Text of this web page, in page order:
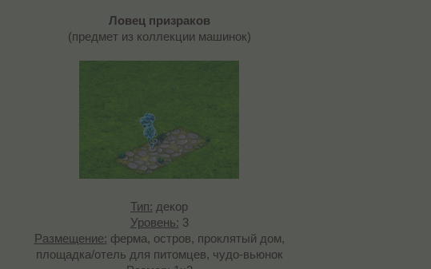
Ловец призраков
(предмет из коллекции машинок)
Тип: декор
Уровень: 3
Размещение: ферма, остров, проклятый дом,
площадка/отель для питомцев, чудо-вьюнок